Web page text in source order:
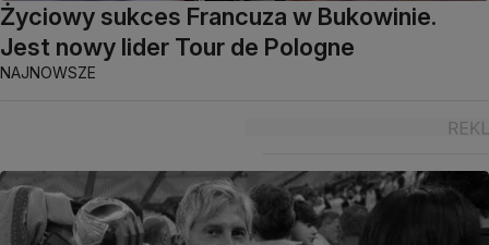
Życiowy sukces Francuza w Bukowinie.
Jest nowy lider Tour de Pologne
NAJNOWSZE